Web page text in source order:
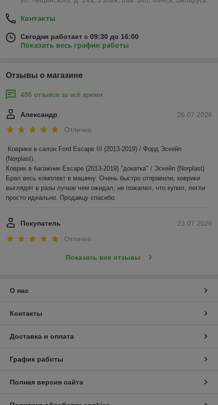
Контакты
Сегодня работает с 09:30 до 16:00
Показать весь график работы
Отзывы о магазине
486 отзывов за всё время
26.07.2026
Александр
Отлично
Коврики в салон Ford Escape III (2013-2019) / Форд Эскейп
(Norplast).
Коврик в багажник Escape (2013-2019) "докатка" / Эскейп (Norplast)
Брал весь комплект в машину. Очень быстро отправили, коврики
выглядят в разы лучше чем ожидал, не пожалел, что купил, легли
просто идеально. Продавцу спасибо.
23.07.2026
Покупатель
Отлично
Показать все отзывы
О нас
Контакты
Доставка и оплата
График работы
Полная версия сайта